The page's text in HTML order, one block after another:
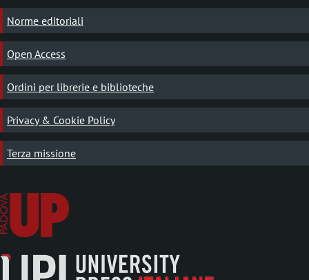
Norme editoriali
Open Access
Ordini per librerie e biblioteche
Privacy & Cookie Policy
Terza missione